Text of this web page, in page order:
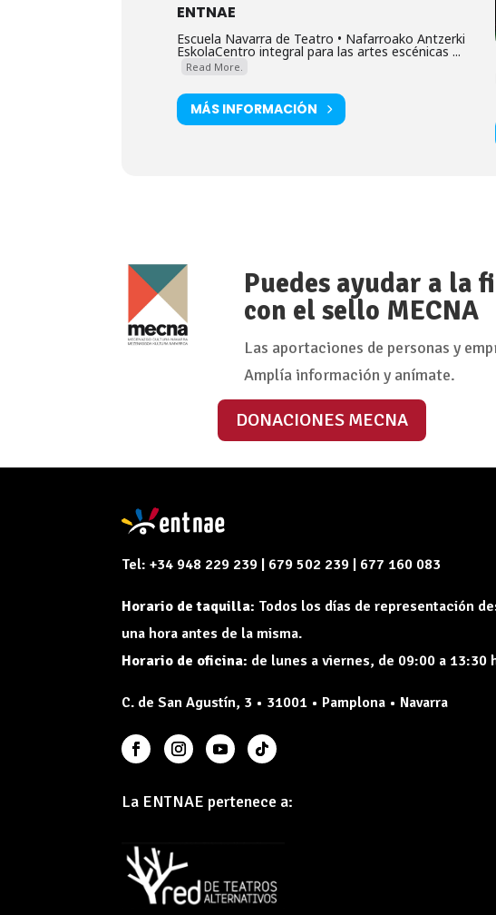
ENTNAE
Escuela Navarra de Teatro • Nafarroako Antzerki
EskolaCentro integral para las artes escénicas ...
Read More.
MÁS INFORMACIÓN
Puedes ayudar a la
con el sello MECNA
Las aportaciones de personas y
Amplía información y anímate.
DONACIONES MECNA
Tel: +34 948 229 239 | 679 502 239 | 677 160 083
Horario de taquilla: Todos los días de representación
una hora antes de la misma.
Horario de oficina: de lunes a viernes, de 09:00 a 13:30
C. de San Agustín, 3 • 31001 • Pamplona • Navarra
La ENTNAE pertenece a: